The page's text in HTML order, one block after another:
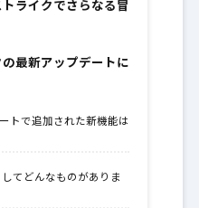
ライクでさらなる冒
最新アップデートに
トで追加された新機能は
てどんなものがありま